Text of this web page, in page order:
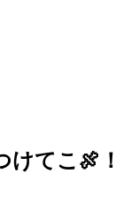
けてこ🍖！